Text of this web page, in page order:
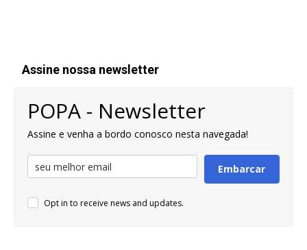
Assine nossa newsletter
POPA - Newsletter
Assine e venha a bordo conosco nesta navegada!
Embarcar
Opt in to receive news and updates.